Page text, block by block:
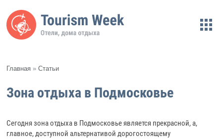
Главная »Статьи
Зона отдыха в Подмосковье
Сегодня зона отдыха в Подмосковье является прекрасной, а,
главное, доступной альтернативой дорогостоящему